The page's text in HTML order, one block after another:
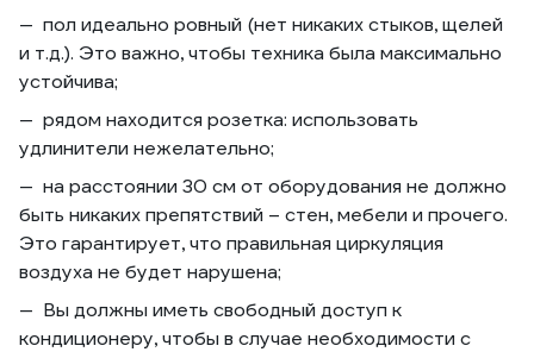
пол идеально ровный (нет никаких стыков, щелей
и т.д.). Это важно, чтобы техника была максимально
устойчива;
рядом находится розетка: использовать
удлинители нежелательно;
на расстоянии 30 см от оборудования не должно
быть никаких препятствий – стен, мебели и прочего.
Это гарантирует, что правильная циркуляция
воздуха не будет нарушена;
Вы должны иметь свободный доступ к
кондиционеру, чтобы в случае необходимости с